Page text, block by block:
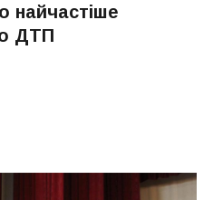
найчастіше
ДТП